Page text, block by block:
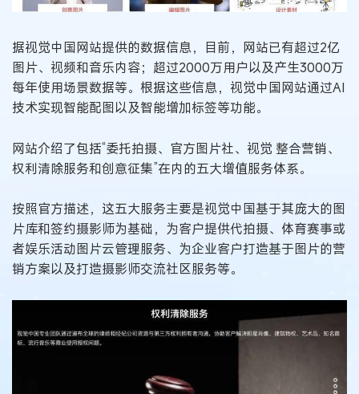
据视觉中国网站提供的数据信息，目前，网站已有超过2亿
图片、视频和音乐内容；超过2000万用户以及产生3000万
每年使用场景数据等。根据这些信息，视觉中国网站通过AI
技术实现智能配图以及智能增加标签等功能。
网站介绍了包括“委托拍摄、官方图片社、视觉 整合营销、
权利清除服务和创意征集”在内的五大增值服务体系。
按照官方描述，这五大服务主要是视觉中国基于其庞大的图
片库和签约摄影师为基础，为客户提供代拍摄、体育赛事或
者娱乐活动图片云管理服务、为企业客户打造基于图片的营
销方案以及打造摄影师交流社区服务等。